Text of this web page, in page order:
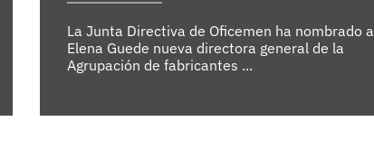
La Junta Directiva de Oficemen ha nombrado a
Elena Guede nueva directora general de la
Agrupación de fabricantes ...